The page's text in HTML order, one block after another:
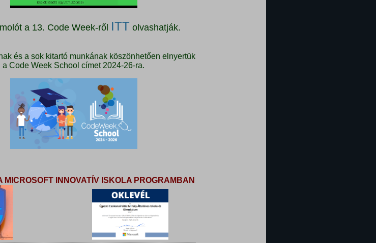
a 13. Code Week-ről ITT olvashatják.
és a sok kitartó munkának köszönhetően elnyertük
a Code Week School címet 2024-26-ra.
MICROSOFT INNOVATÍV ISKOLA PROGRAMBAN